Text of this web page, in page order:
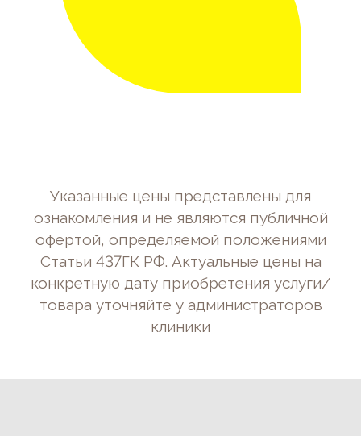
Указанные цены представлены для
ознакомления и не являются публичной
офертой, определяемой положениями
Статьи 437ГК РФ. Актуальные цены на
конкретную дату приобретения услуги/
товара уточняйте у администраторов
клиники